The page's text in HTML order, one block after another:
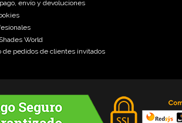
envío y devoluciones
World
de pedidos de clientes invitados